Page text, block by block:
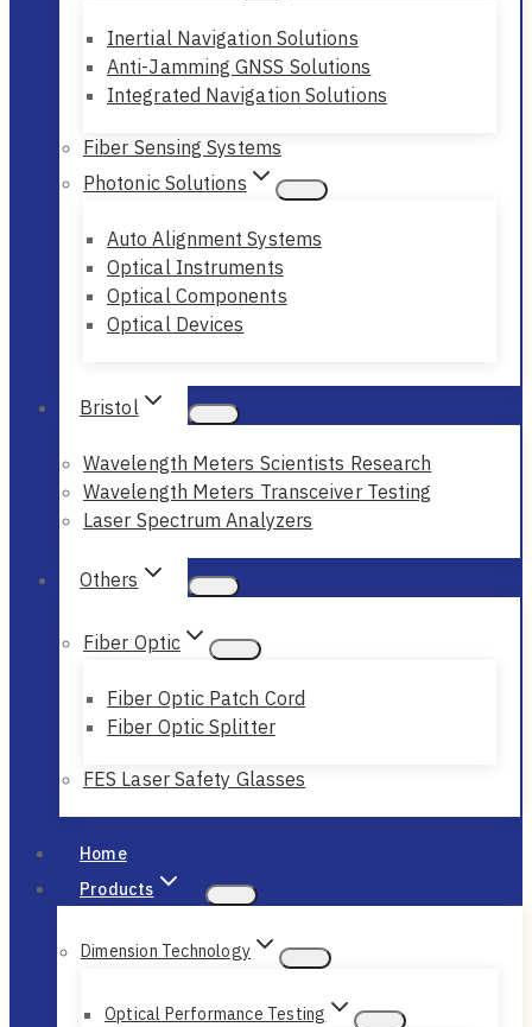
Inertial Navigation Solutions
Anti-Jamming GNSS Solutions
Integrated Navigation Solutions
Fiber Sensing Systems
Photonic Solutions
Auto Alignment Systems
Optical Instruments
Optical Components
Optical Devices
Bristol
Wavelength Meters Scientists Research
Wavelength Meters Transceiver Testing
Laser Spectrum Analyzers
Others
Fiber Optic
Fiber Optic Patch Cord
Fiber Optic Splitter
FES Laser Safety Glasses
Home
Products
Dimension Technology
Optical Performance Testing